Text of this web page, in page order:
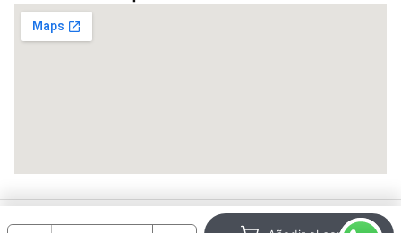
Todos los derechos reservados bracsan.pe ©2026 – Desarrollado